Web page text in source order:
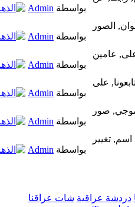
بواسطة Admin
بواسطة Admin
بواسطة Admin
بواسطة Admin
بواسطة Admin
بواسطة Admin
دردشة عراقية شات عراقنا